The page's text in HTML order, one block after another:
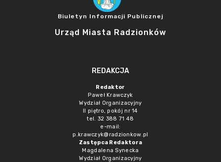
Biuletyn Informacji Publicznej
Urząd Miasta Radzionków
REDAKCJA
Redaktor
Paweł Krawczyk
Wydział Organizacyjny
II piętro, pokój nr 14
tel. 32 388 71 48
e-mail:
p.krawczyk@radzionkow.pl
Zastępca Redaktora
Magdalena Synecka
Wydział Organizacyjny